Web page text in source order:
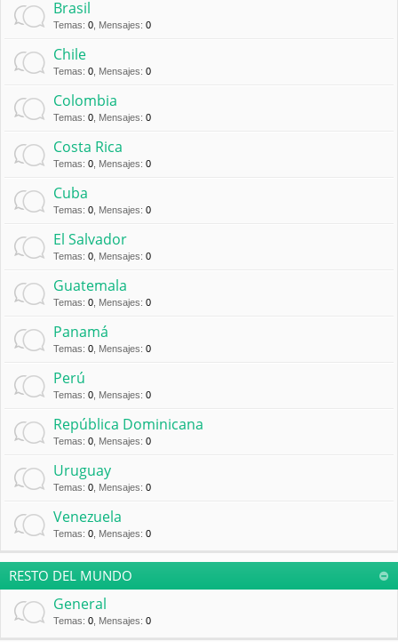
Brasil
Temas: 0 Mensajes: 0
Chile
Temas: 0 Mensajes: 0
Colombia
Temas: 0 Mensajes: 0
Costa Rica
Temas: 0 Mensajes: 0
Cuba
Temas: 0 Mensajes: 0
El Salvador
Temas: 0 Mensajes: 0
Guatemala
Temas: 0 Mensajes: 0
Panamá
Temas: 0 Mensajes: 0
Perú
Temas: 0 Mensajes: 0
República Dominicana
Temas: 0 Mensajes: 0
Uruguay
Temas: 0 Mensajes: 0
Venezuela
Temas: 0 Mensajes: 0
RESTO DEL MUNDO
General
Temas: 0 Mensajes: 0